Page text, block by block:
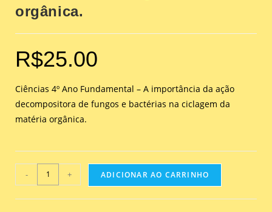
orgânica.
R$25.00
Ciências 4º Ano Fundamental – A importância da ação
decompositora de fungos e bactérias na ciclagem da
matéria orgânica.
- + ADICIONAR AO CARRINHO